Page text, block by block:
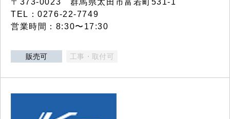
〒373-0023 群馬県太田市富若町531-1
TEL：0276-22-7749
営業時間：8:30〜17:30
販売可 工事・取付可